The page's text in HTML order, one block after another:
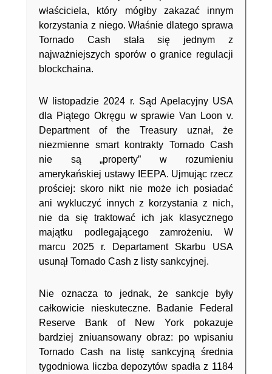
właściciela, który mógłby zakazać innym
korzystania z niego. Właśnie dlatego sprawa
Tornado Cash stała się jednym z
najważniejszych sporów o granice regulacji
blockchaina.
W listopadzie 2024 r. Sąd Apelacyjny USA
dla Piątego Okręgu w sprawie Van Loon v.
Department of the Treasury uznał, że
niezmienne smart kontrakty Tornado Cash
nie są „property” w rozumieniu
amerykańskiej ustawy IEEPA. Ujmując rzecz
prościej: skoro nikt nie może ich posiadać
ani wykluczyć innych z korzystania z nich,
nie da się traktować ich jak klasycznego
majątku podlegającego zamrożeniu. W
marcu 2025 r. Departament Skarbu USA
usunął Tornado Cash z listy sankcyjnej.
Nie oznacza to jednak, że sankcje były
całkowicie nieskuteczne. Badanie Federal
Reserve Bank of New York pokazuje
bardziej zniuansowany obraz: po wpisaniu
Tornado Cash na listę sankcyjną średnia
tygodniowa liczba depozytów spadła z 1184